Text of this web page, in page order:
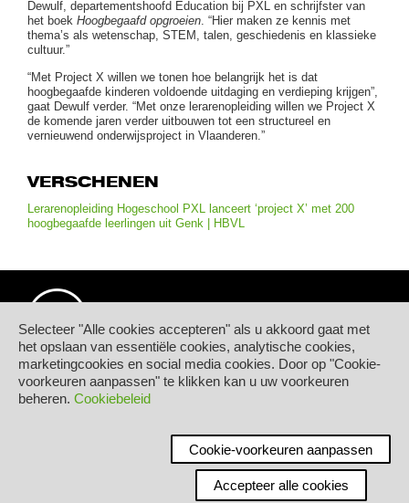
Selecteer "Alle cookies accepteren" als u akkoord gaat met
het opslaan van essentiële cookies, analytische cookies,
marketingcookies en social media cookies. Door op "Cookie-
voorkeuren aanpassen" te klikken kan u uw voorkeuren
beheren. Cookiebeleid
Cookie-voorkeuren aanpassen
Accepteer alle cookies
Dewulf, departementshoofd Education bij PXL en schrijfster van
het boekHoogbegaafd opgroeien. “Hier maken ze kennis met
thema’s als wetenschap, STEM, talen, geschiedenis en klassieke
cultuur.”
“Met Project X willen we tonen hoe belangrijk het is dat
hoogbegaafde kinderen voldoende uitdaging en verdieping krijgen”,
gaat Dewulf verder. “Met onze lerarenopleiding willen we Project X
de komende jaren verder uitbouwen tot een structureel en
vernieuwend onderwijsproject in Vlaanderen.”
VERSCHENEN
Lerarenopleiding Hogeschool PXL lanceert ‘project X’ met 200
hoogbegaafde leerlingen uit Genk | HBVL
© Hogeschool PXL
Elfde-Liniestraat 24
B-3500 HASSELT